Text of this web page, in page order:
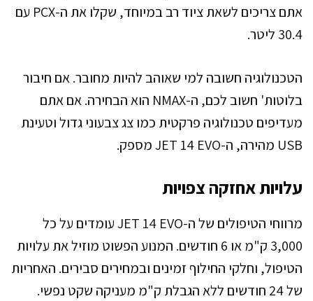
אתם צריכים לשאת ציוד רב במיוחד, שקלו את ה-PCX עם
30.4 ליטר.
הטכנולוגיה חשובה למי שאוהב להיות מחובר. אם חיבור
בלוטות' חשוב לכם, ה-NMAX הוא הבחירה. אם אתם
מעדיפים טכנולוגיה פרקטית כמו צג צבעוני גדול וטעינת
USB מהירה, ה-JET 14 EVO מספק.
עלויות אחזקה צפויות
מרווחי הטיפולים של ה-JET 14 EVO עומדים על כל
3,000 ק"מ או 6 חודשים. המנוע הפשוט מוזיל את עלויות
הטיפול, וחלקי החילוף זמינים ובמחירים סבירים. האחריות
של 24 חודשים ללא הגבלת ק"מ מעניקה שקט נפשי.